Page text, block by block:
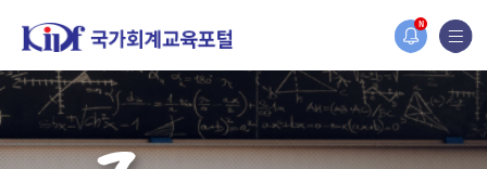
N
홈페이지가 새롭게 개편되었습니다.
한국조세재정연구원홈페이지가 새롭게 개설되었습니다.